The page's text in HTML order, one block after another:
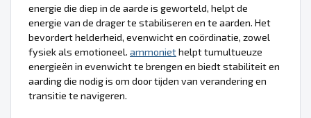
energie die diep in de aarde is geworteld, helpt de
energie van de drager te stabiliseren en te aarden. Het
bevordert helderheid, evenwicht en coördinatie, zowel
fysiek als emotioneel. ammoniethelpt tumultueuze
energieën in evenwicht te brengen en biedt stabiliteit en
aarding die nodig is om door tijden van verandering en
transitie te navigeren.